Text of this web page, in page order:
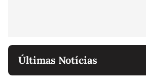
Últimas Notícias